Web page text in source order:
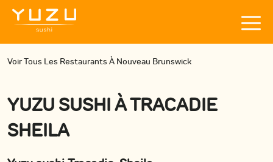
Voir Tous Les Restaurants À Nouveau Brunswick
YUZU SUSHIÀTRACADIE
SHEILA